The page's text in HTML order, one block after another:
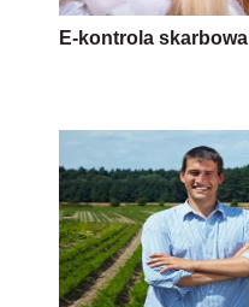
E-kontrola skarbowa